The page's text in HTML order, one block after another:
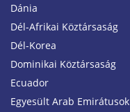
Dánia
Dél-Afrikai Köztársaság
Dél-Korea
Dominikai Köztársaság
Ecuador
Egyesült Arab Emirátusok